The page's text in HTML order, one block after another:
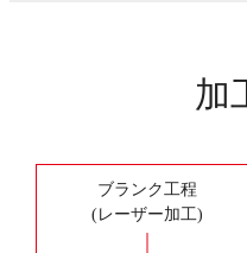
加
ブランク工程
(レーザー加工)